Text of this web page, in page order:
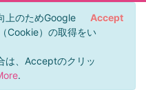
上のためGoogle
Cookie）の取得をい
は、Acceptのクリッ
.
Accept